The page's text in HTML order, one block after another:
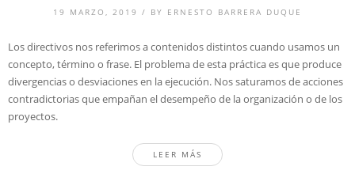
19 MARZO, 2019 / BY ERNESTO BARRERA DUQUE
Los directivos nos referimos a contenidos distintos cuando usamos un
concepto, término o frase. El problema de esta práctica es que produce
divergencias o desviaciones en la ejecución. Nos saturamos de acciones
contradictorias que empañan el desempeño de la organización o de los
proyectos.
LEER MÁS